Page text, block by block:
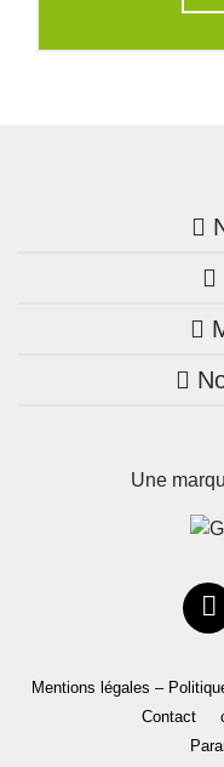
Mon
Une
Mentions légales –
Contact